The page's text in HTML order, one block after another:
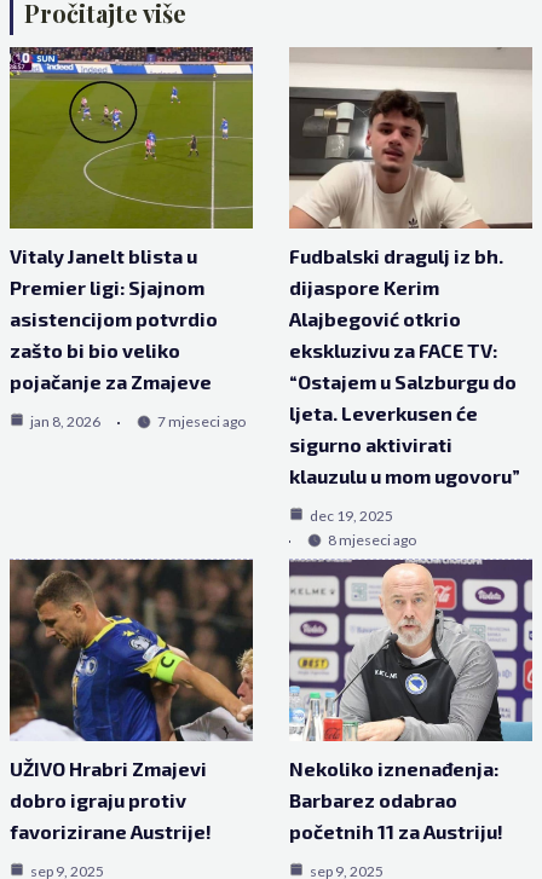
Pročitajte više
Vitaly Janelt blista u
Premier ligi: Sjajnom
asistencijom potvrdio
zašto bi bio veliko
pojačanje za Zmajeve
jan 8, 2026 7 mjeseci ago
Fudbalski dragulj iz bh.
dijaspore Kerim
Alajbegović otkrio
ekskluzivu za FACE TV:
“Ostajem u Salzburgu do
ljeta. Leverkusen će
sigurno aktivirati
klauzulu u mom ugovoru”
dec 19, 2025
8 mjeseci ago
UŽIVO Hrabri Zmajevi
dobro igraju protiv
favorizirane Austrije!
sep 9, 2025
Nekoliko iznenađenja:
Barbarez odabrao
početnih 11 za Austriju!
sep 9, 2025